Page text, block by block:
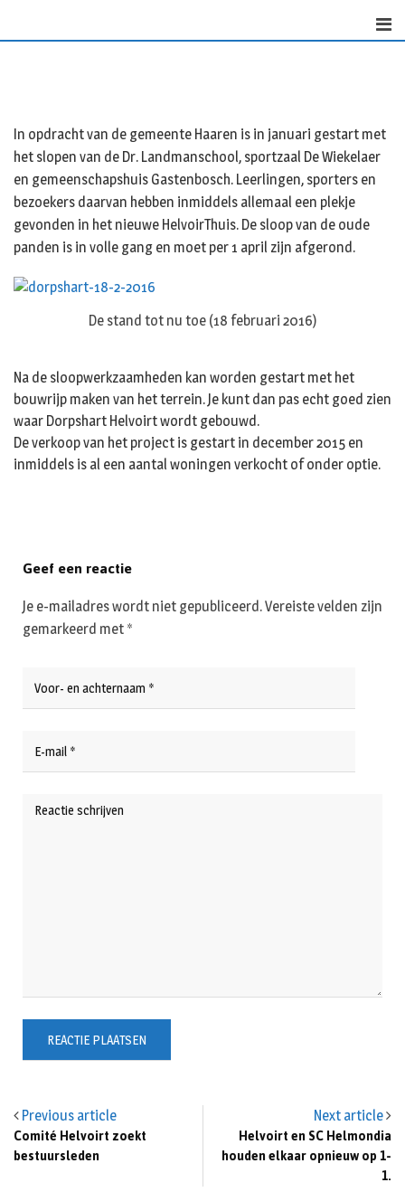
In opdracht van de gemeente Haaren is in januari gestart met
het slopen van de Dr. Landmanschool, sportzaal De Wiekelaer
en gemeenschapshuis Gastenbosch. Leerlingen, sporters en
bezoekers daarvan hebben inmiddels allemaal een plekje
gevonden in het nieuwe HelvoirThuis. De sloop van de oude
panden is in volle gang en moet per 1 april zijn afgerond.
De stand tot nu toe (18 februari 2016)
Na de sloopwerkzaamheden kan worden gestart met het
bouwrijp maken van het terrein. Je kunt dan pas echt goed zien
waar Dorpshart Helvoirt wordt gebouwd.
De verkoop van het project is gestart in december 2015 en
inmiddels is al een aantal woningen verkocht of onder optie.
Previous article
Comité Helvoirt zoekt
bestuursleden
Next article
Helvoirt en SC Helmondia
houden elkaar opnieuw op 1-
1.
Geef een reactie
Je e-mailadres wordt niet gepubliceerd.Vereiste velden zijn
gemarkeerd met *